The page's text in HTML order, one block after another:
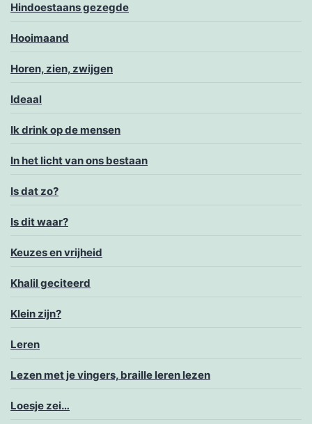
Hindoestaans gezegde
Hooimaand
Horen, zien, zwijgen
Ideaal
Ik drink op de mensen
In het licht van ons bestaan
Is dat zo?
Is dit waar?
Keuzes en vrijheid
Khalil geciteerd
Klein zijn?
Leren
Lezen met je vingers, braille leren lezen
Loesje zei…